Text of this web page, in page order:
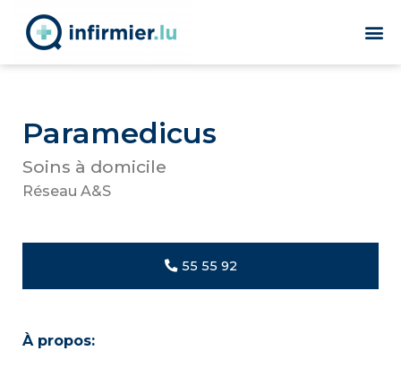
Paramedicus
Soins à domicile
Réseau A&S
55 55 92
À propos: